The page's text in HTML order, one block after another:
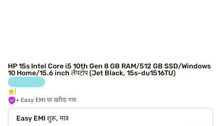
HP 15s Intel Core i5 10th Gen 8 GB RAM/512 GB SSD/Windows
10 Home/15.6 inch लैपटॉप (Jet Black, 15s-du1516TU)
+ Easy EMI पर खरीदा गया
Easy EMI शुरू, मात्र